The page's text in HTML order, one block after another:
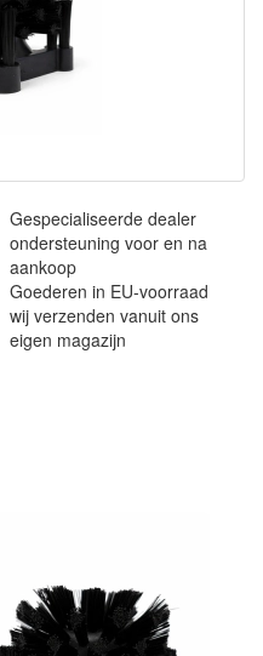
Gespecialiseerde dealer
ondersteuning voor en na
aankoop
Goederen in EU-voorraad
wij verzenden vanuit ons
eigen magazijn